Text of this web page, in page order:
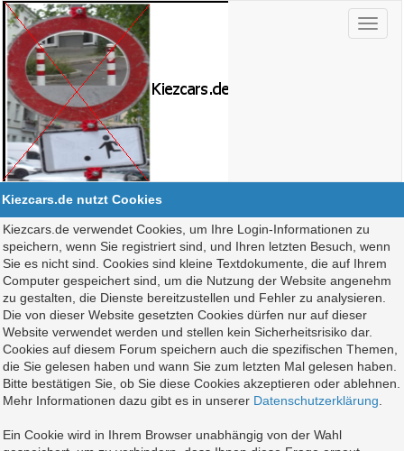
Kiezcars.de nutzt Cookies
Kiezcars.de verwendet Cookies, um Ihre Login-Informationen zu
speichern, wenn Sie registriert sind, und Ihren letzten Besuch, wenn
Sie es nicht sind. Cookies sind kleine Textdokumente, die auf Ihrem
Computer gespeichert sind, um die Nutzung der Website angenehm
zu gestalten, die Dienste bereitzustellen und Fehler zu analysieren.
Die von dieser Website gesetzten Cookies dürfen nur auf dieser
Website verwendet werden und stellen kein Sicherheitsrisiko dar.
Cookies auf diesem Forum speichern auch die spezifischen Themen,
die Sie gelesen haben und wann Sie zum letzten Mal gelesen haben.
Bitte bestätigen Sie, ob Sie diese Cookies akzeptieren oder ablehnen.
Mehr Informationen dazu gibt es in unserer Datenschutzerklärung
Ein Cookie wird in Ihrem Browser unabhängig von der Wahl